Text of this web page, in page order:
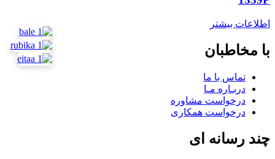
اطلاعات بیشتر
با مخاطبان
تماس با ما
دربـاره مـا
درخواست مشاوره
درخواست همکاری
چند رسانه ای